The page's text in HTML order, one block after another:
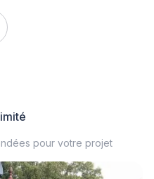
pour votre projet